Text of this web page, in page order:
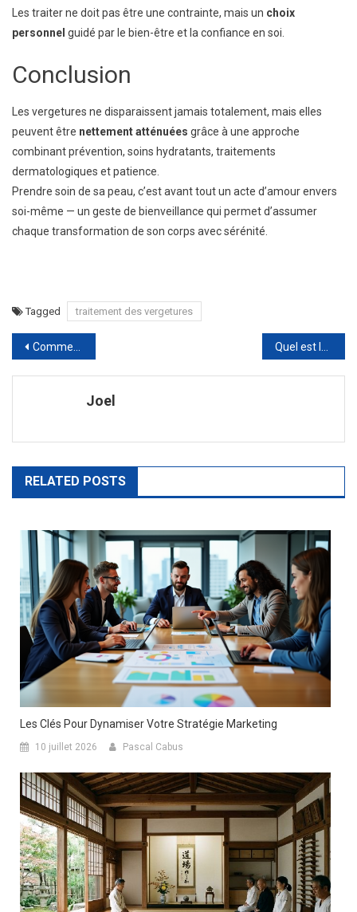
Les traiter ne doit pas être une contrainte, mais un choix
personnel guidé par le bien-être et la confiance en soi.
Conclusion
Les vergetures ne disparaissent jamais totalement, mais elles
peuvent être nettement atténuées grâce à une approche
combinant prévention, soins hydratants, traitements
dermatologiques et patience.
Prendre soin de sa peau, c’est avant tout un acte d’amour envers
soi-même — un geste de bienveillance qui permet d’assumer
chaque transformation de son corps avec sérénité.
Tagged traitement des vergetures
Navigation
de
l’article
Comment nettoyer les tuiles noircies naturellement ?
Joel
RELATED POSTS
Les Clés Pour Dynamiser Votre Stratégie Marketing
10 juillet 2026 Pascal Cabus